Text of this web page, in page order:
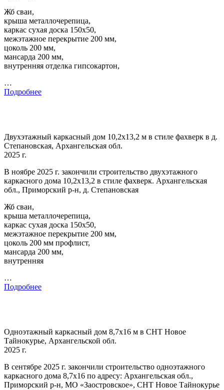
Жб сваи,
крыша металлочерепица,
каркас сухая доска 150х50,
межэтажное перекрытие 200 мм,
цоколь 200 мм,
мансарда 200 мм,
внутренняя отделка гипсокартон,
…
Подробнее
Двухэтажный каркасный дом 10,2х13,2 м в стиле фахверк в д.
Степановская, Архангельская обл.
2025 г.
В ноябре 2025 г. закончили строительство двухэтажного
каркасного дома 10,2х13,2 в стиле фахверк. Архангельская
обл., Приморский р-н, д. Степановская
Жб сваи,
крыша металлочерепица,
каркас сухая доска 150х50,
межэтажное перекрытие 200 мм,
цоколь 200 мм профлист,
мансарда 200 мм,
внутренняя
…
Подробнее
Одноэтажный каркасный дом 8,7х16 м в СНТ Новое
Тайнокурье, Архангельской обл.
2025 г.
В сентябре 2025 г. закончили строительство одноэтажного
каркасного дома 8,7х16 по адресу: Архангельская обл.,
Приморский р-н, МО «Заостровское», СНТ Новое Тайнокурье